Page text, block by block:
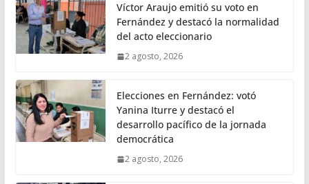
Víctor Araujo emitió su voto en
Fernández y destacó la normalidad
del acto eleccionario
2 agosto, 2026
Elecciones en Fernández: votó
Yanina Iturre y destacó el
desarrollo pacífico de la jornada
democrática
2 agosto, 2026